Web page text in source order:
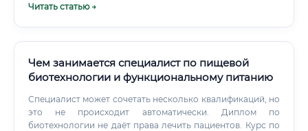
Читать статью →
Чем занимается специалист по пищевой
биотехнологии и функциональному питанию
Специалист может сочетать несколько квалификаций, но
это не происходит автоматически. Диплом по
биотехнологии не даёт права лечить пациентов. Курс по